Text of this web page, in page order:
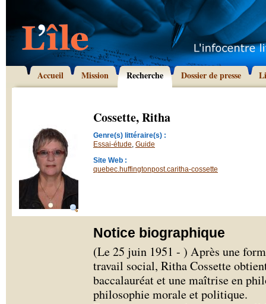
Accueil Mission Recherche Dossier de presse
Cossette, Ritha
Genre(s) littéraire(s) :
Essai-étude, Guide
Site Web :
quebec.huffingtonpost.caritha-cossette
Notice biographique
(Le 25 juin 1951 - ) Après une
travail social, Ritha Cossette
baccalauréat et une maîtrise en
philosophie morale et politique.